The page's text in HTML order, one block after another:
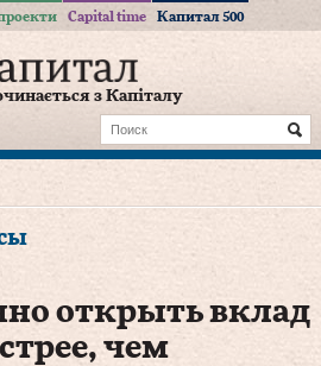
Capital time Капитал 500
з Капіталу
открыть вклад
чем